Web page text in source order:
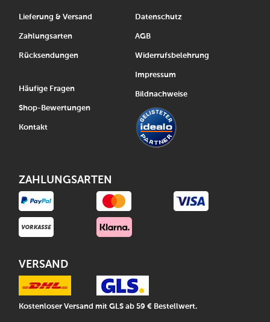
Lieferung & Versand
Zahlungsarten
Rücksendungen
Häufige Fragen
Shop-Bewertungen
Kontakt
Datenschutz
AGB
Widerrufsbelehrung
Impressum
Bildnachweise
ZAHLUNGSARTEN
VERSAND
Kostenloser Versand mit GLS ab 59 € Bestellwert.